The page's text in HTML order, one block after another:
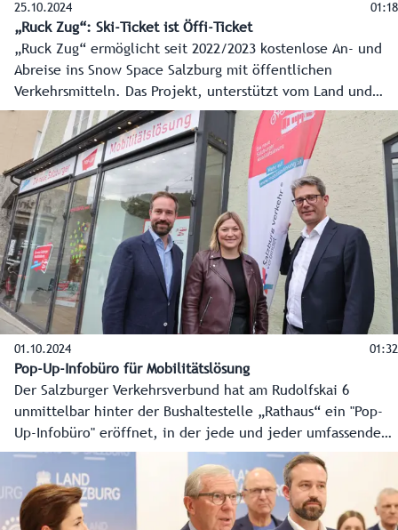
25.10.2024 01:18
„Ruck Zug“: Ski-Ticket ist Öffi-Ticket
„Ruck Zug“ ermöglicht seit 2022/2023 kostenlose An- und
Abreise ins Snow Space Salzburg mit öffentlichen
Verkehrsmitteln. Das Projekt, unterstützt vom Land und
Verkehrsverbund Salzburg, hilft Staus zu vermeiden und
bietet eine entspannte Anreise. In der vergangenen Saison
wurden so 50 Tonnen CO2 eingespart. Auch in anderen
Bereichen wird in den Skigebieten auf Ökologie und
Ressourcenschonung geachtet - Künstliche Intelligenz hilft
dabei.
01.10.2024 01:32
Pop-Up-Infobüro für Mobilitätslösung
Der Salzburger Verkehrsverbund hat am Rudolfskai 6
unmittelbar hinter der Bushaltestelle „Rathaus“ ein "Pop-
Up-Infobüro" eröffnet, in der jede und jeder umfassende
Einblicke in die Pläne für die Salzburger Mobilitätslösung
bekommen kann.